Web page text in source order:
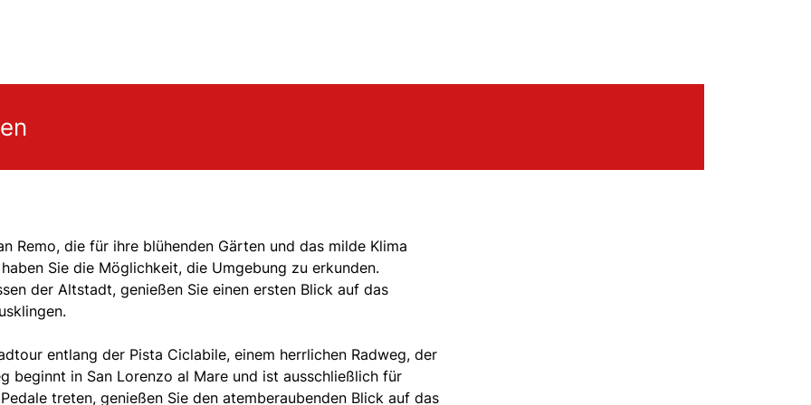
Remo, die für ihre blühenden Gärten und das milde Klima
Sie die Möglichkeit, die Umgebung zu erkunden.
der Altstadt, genießen Sie einen ersten Blick auf das
entlang der Pista Ciclabile, einem herrlichen Radweg, der
beginnt in San Lorenzo al Mare und ist ausschließlich für
treten, genießen Sie den atemberaubenden Blick auf das